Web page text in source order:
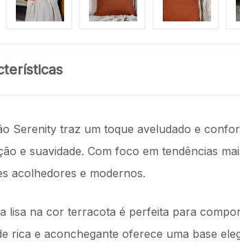
Serenity traz um toque aveludado e
e suavidade. Com foco em tendências
acolhedores e modernos.
lisa na cor terracota é perfeita para
rica e aconchegante oferece uma base